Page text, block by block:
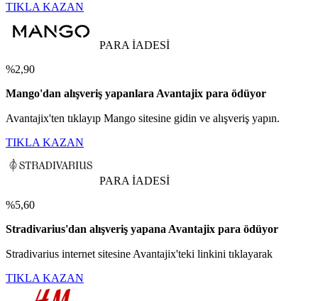
TIKLA KAZAN
PARA İADESİ
%2,90
Mango'dan alışveriş yapanlara Avantajix para ödüyor
Avantajix'ten tıklayıp Mango sitesine gidin ve alışveriş yapın.
TIKLA KAZAN
PARA İADESİ
%5,60
Stradivarius'dan alışveriş yapana Avantajix para ödüyor
Stradivarius internet sitesine Avantajix'teki linkini tıklayarak
TIKLA KAZAN